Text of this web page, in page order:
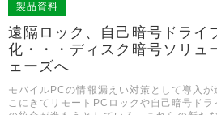
製品資料
遠隔ロック、自己暗号ドライ
化・・・ディスク暗号ソリュ
ェーズへ
モバイルPCの情報漏えい対策として導入が
こにきてリモートPCロックや自己暗号ドラ